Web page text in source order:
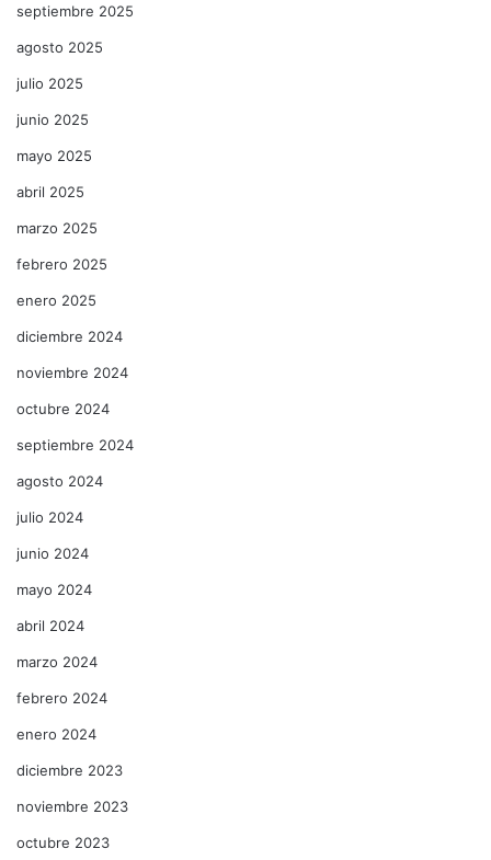
septiembre 2025
agosto 2025
julio 2025
junio 2025
mayo 2025
abril 2025
marzo 2025
febrero 2025
enero 2025
diciembre 2024
noviembre 2024
octubre 2024
septiembre 2024
agosto 2024
julio 2024
junio 2024
mayo 2024
abril 2024
marzo 2024
febrero 2024
enero 2024
diciembre 2023
noviembre 2023
octubre 2023